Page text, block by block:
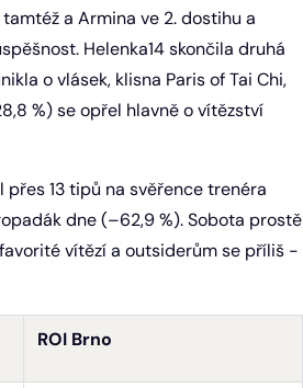
a Armina ve 2. dostihu a
Helenka14 skončila druhá
o vlásek, klisna Paris of Tai Chi,
%) se opřel hlavně o vítězství
13 tipů na svěřence trenéra
dne (–62,9 %). Sobota prostě
vítězí a outsiderům se příliš -
ROI Brno